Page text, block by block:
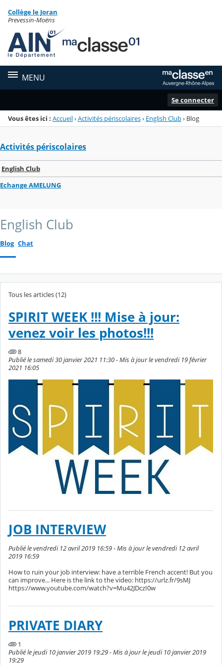
Menu de la rubrique
Contenu
Collège le Joran
Prevessin-Moëns
MENU
Se connecter
Vous êtes ici : Accueil›Activités périscolaires› English Club› Blog
Activités périscolaires
English Club
Echange AMELUNG
English Club
Blog Chat
Tous les articles (12)
SPIRIT WEEK !!! Mise à jour:
venez voir les photos!!!
8
Publié le samedi 30 janvier 2021 11:30 - Mis à jour le vendredi 19 février
2021 16:05
JOB INTERVIEW
Publié le vendredi 12 avril 2019 16:59 - Mis à jour le vendredi 12 avril
2019 16:59
How to ruin your job interview: have a terrible French accent! But you
can improve... Here is the link to the video: https://urlz.fr/9sMJ
https://www.youtube.com/watch?v=Mu42JDczI0w
PRIVATE DIARY
1
Publié le jeudi 10 janvier 2019 19:29 - Mis à jour le jeudi 10 janvier 2019
19:29